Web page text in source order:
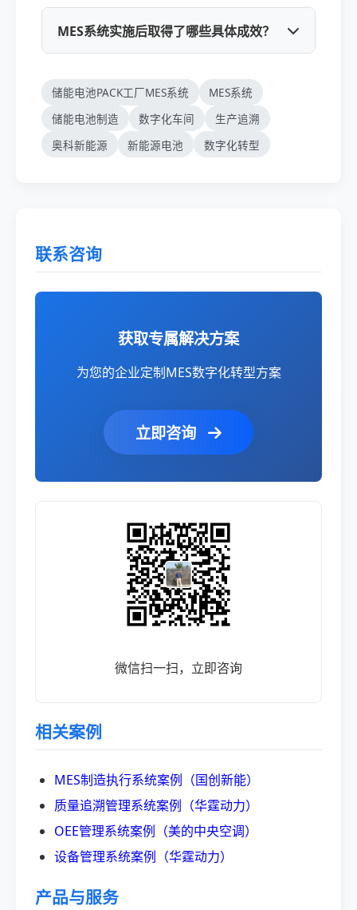
系统为奥科新能源带来了三大核心价值：生产效
率显著提升（通过透明化管理与优化排产，产能
利用率提升约15%）、质量管控体系全面强化
及成功构建了面向未来的数字化竞争壁垒（建立
基础）。
MES系统实施后取得了哪些具体成效？
整体产能利用率提升约15%，通过数据透明化有
效识别并干预生产瓶颈；质量管控方面，实现关
位问题批次，追溯覆盖率达100%；战略层面，
储能电池PACK工厂MES系统
MES系统
储能电池制造
数字化车间
生产追溯
奥科新能源
新能源电池 数字化转型
联系咨询
获取专属解决方案
为您的企业定制MES数字化转型方案
立即咨询
微信扫一扫，立即咨询
相关案例
MES制造执行系统案例（国创新能）
质量追溯管理系统案例（华霆动力）
OEE管理系统案例（美的中央空调）
设备管理系统案例（华霆动力）
产品与服务